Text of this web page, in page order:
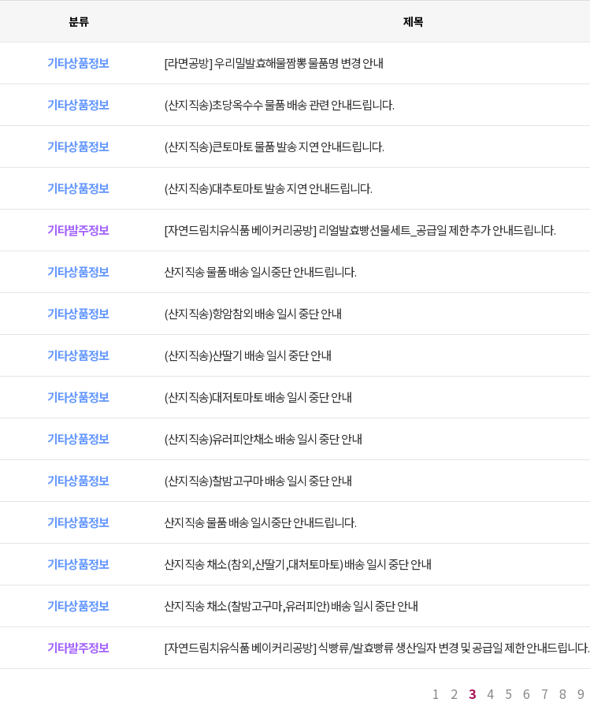
분류 제목
기타상품정보 [라면공방] 우리밀발효해물짬뽕 물품명 변경 안내
기타상품정보 (산지직송)초당옥수수 물품 배송 관련 안내드립니다.
기타상품정보 (산지직송)큰토마토 물품 발송 지연 안내드립니다.
기타상품정보 (산지직송)대추토마토 발송 지연 안내드립니다.
기타발주정보 [자연드림치유식품 베이커리공방] 리얼발효빵선물세트_공급일 제한 추가 안내드립니다.
기타상품정보 산지직송 물품 배송 일시중단 안내드립니다.
기타상품정보 (산지직송)항암참외 배송 일시 중단 안내
기타상품정보 (산지직송)산딸기 배송 일시 중단 안내
기타상품정보 (산지직송)대저토마토 배송 일시 중단 안내
기타상품정보 (산지직송)유러피안채소 배송 일시 중단 안내
기타상품정보 (산지직송)찰밤고구마 배송 일시 중단 안내
기타상품정보 산지직송 물품 배송 일시중단 안내드립니다.
기타상품정보 산지직송 채소(참외,산딸기,대처토마토) 배송 일시 중단 안내
기타상품정보 산지직송 채소(찰밤고구마,유러피안) 배송 일시 중단 안내
기타발주정보 [자연드림치유식품 베이커리공방] 식빵류/발효빵류 생산일자 변경 및 공급일 제한 안내드립니다.
1 2 3 4 5 6 7 8 9